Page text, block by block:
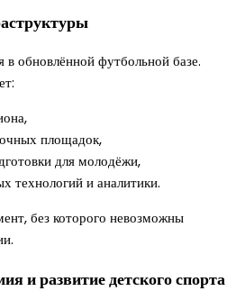
в обновлённой футбольной базе.
площадок,
для молодёжи,
технологий и аналитики.
без которого невозможны
и развитие детского спорта